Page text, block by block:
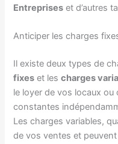
Entreprises et d’autres
Anticiper les charges
Il existe deux types de
fixes et lescharges
le loyer de vos locaux
constantes
Les charges variables,
de vos ventes et